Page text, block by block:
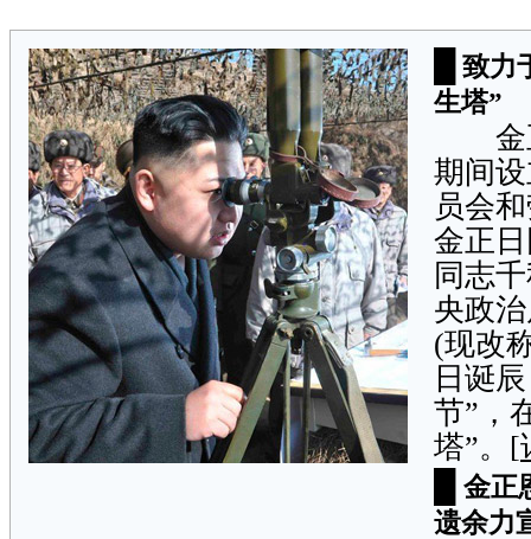
致力
生塔”
金正
期间
员会
金正
同志
央政
(现改
日诞
节”，
塔”。[
金正
遗余力